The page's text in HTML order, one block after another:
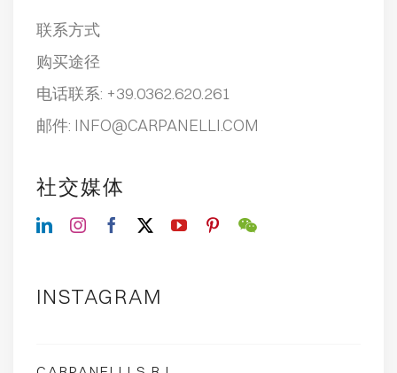
联系方式
购买途径
电话联系: +39.0362.620.261
邮件: INFO@CARPANELLI.COM
社交媒体
INSTAGRAM